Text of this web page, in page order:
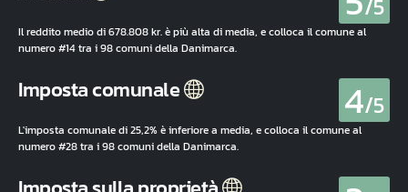
/5
Il reddito medio di 678.808 kr. è più alta di media, e colloca il comune al
numero #14 tra i 98 comuni della Danimarca.
Imposta comunale 4/5
L'imposta comunale di 25,2% è inferiore a media, e colloca il comune al
numero #28 tra i 98 comuni della Danimarca.